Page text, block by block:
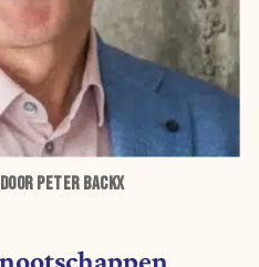
PETER BACKX